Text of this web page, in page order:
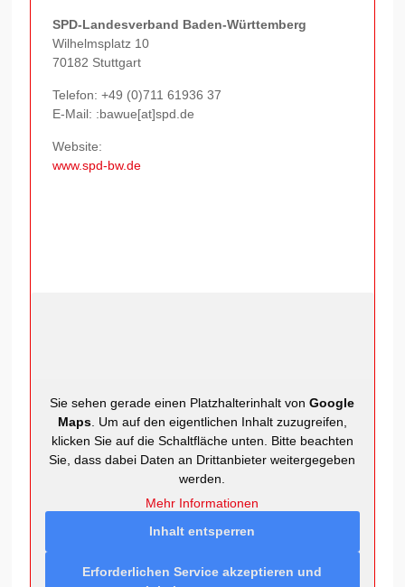
SPD-Landesverband Baden-Württemberg
Wilhelmsplatz 10
70182 Stuttgart
Telefon:+49 (0)711 61936 37
E-Mail: :bawue[at]spd.de
Website:
www.spd-bw.de
Sie sehen gerade einen Platzhalterinhalt vonGoogle
Maps. Um auf den eigentlichen Inhalt zuzugreifen,
klicken Sie auf die Schaltfläche unten. Bitte beachten
Sie, dass dabei Daten an Drittanbieter weitergegeben
werden.
Mehr Informationen
Inhalt entsperren
Erforderlichen Service akzeptieren und